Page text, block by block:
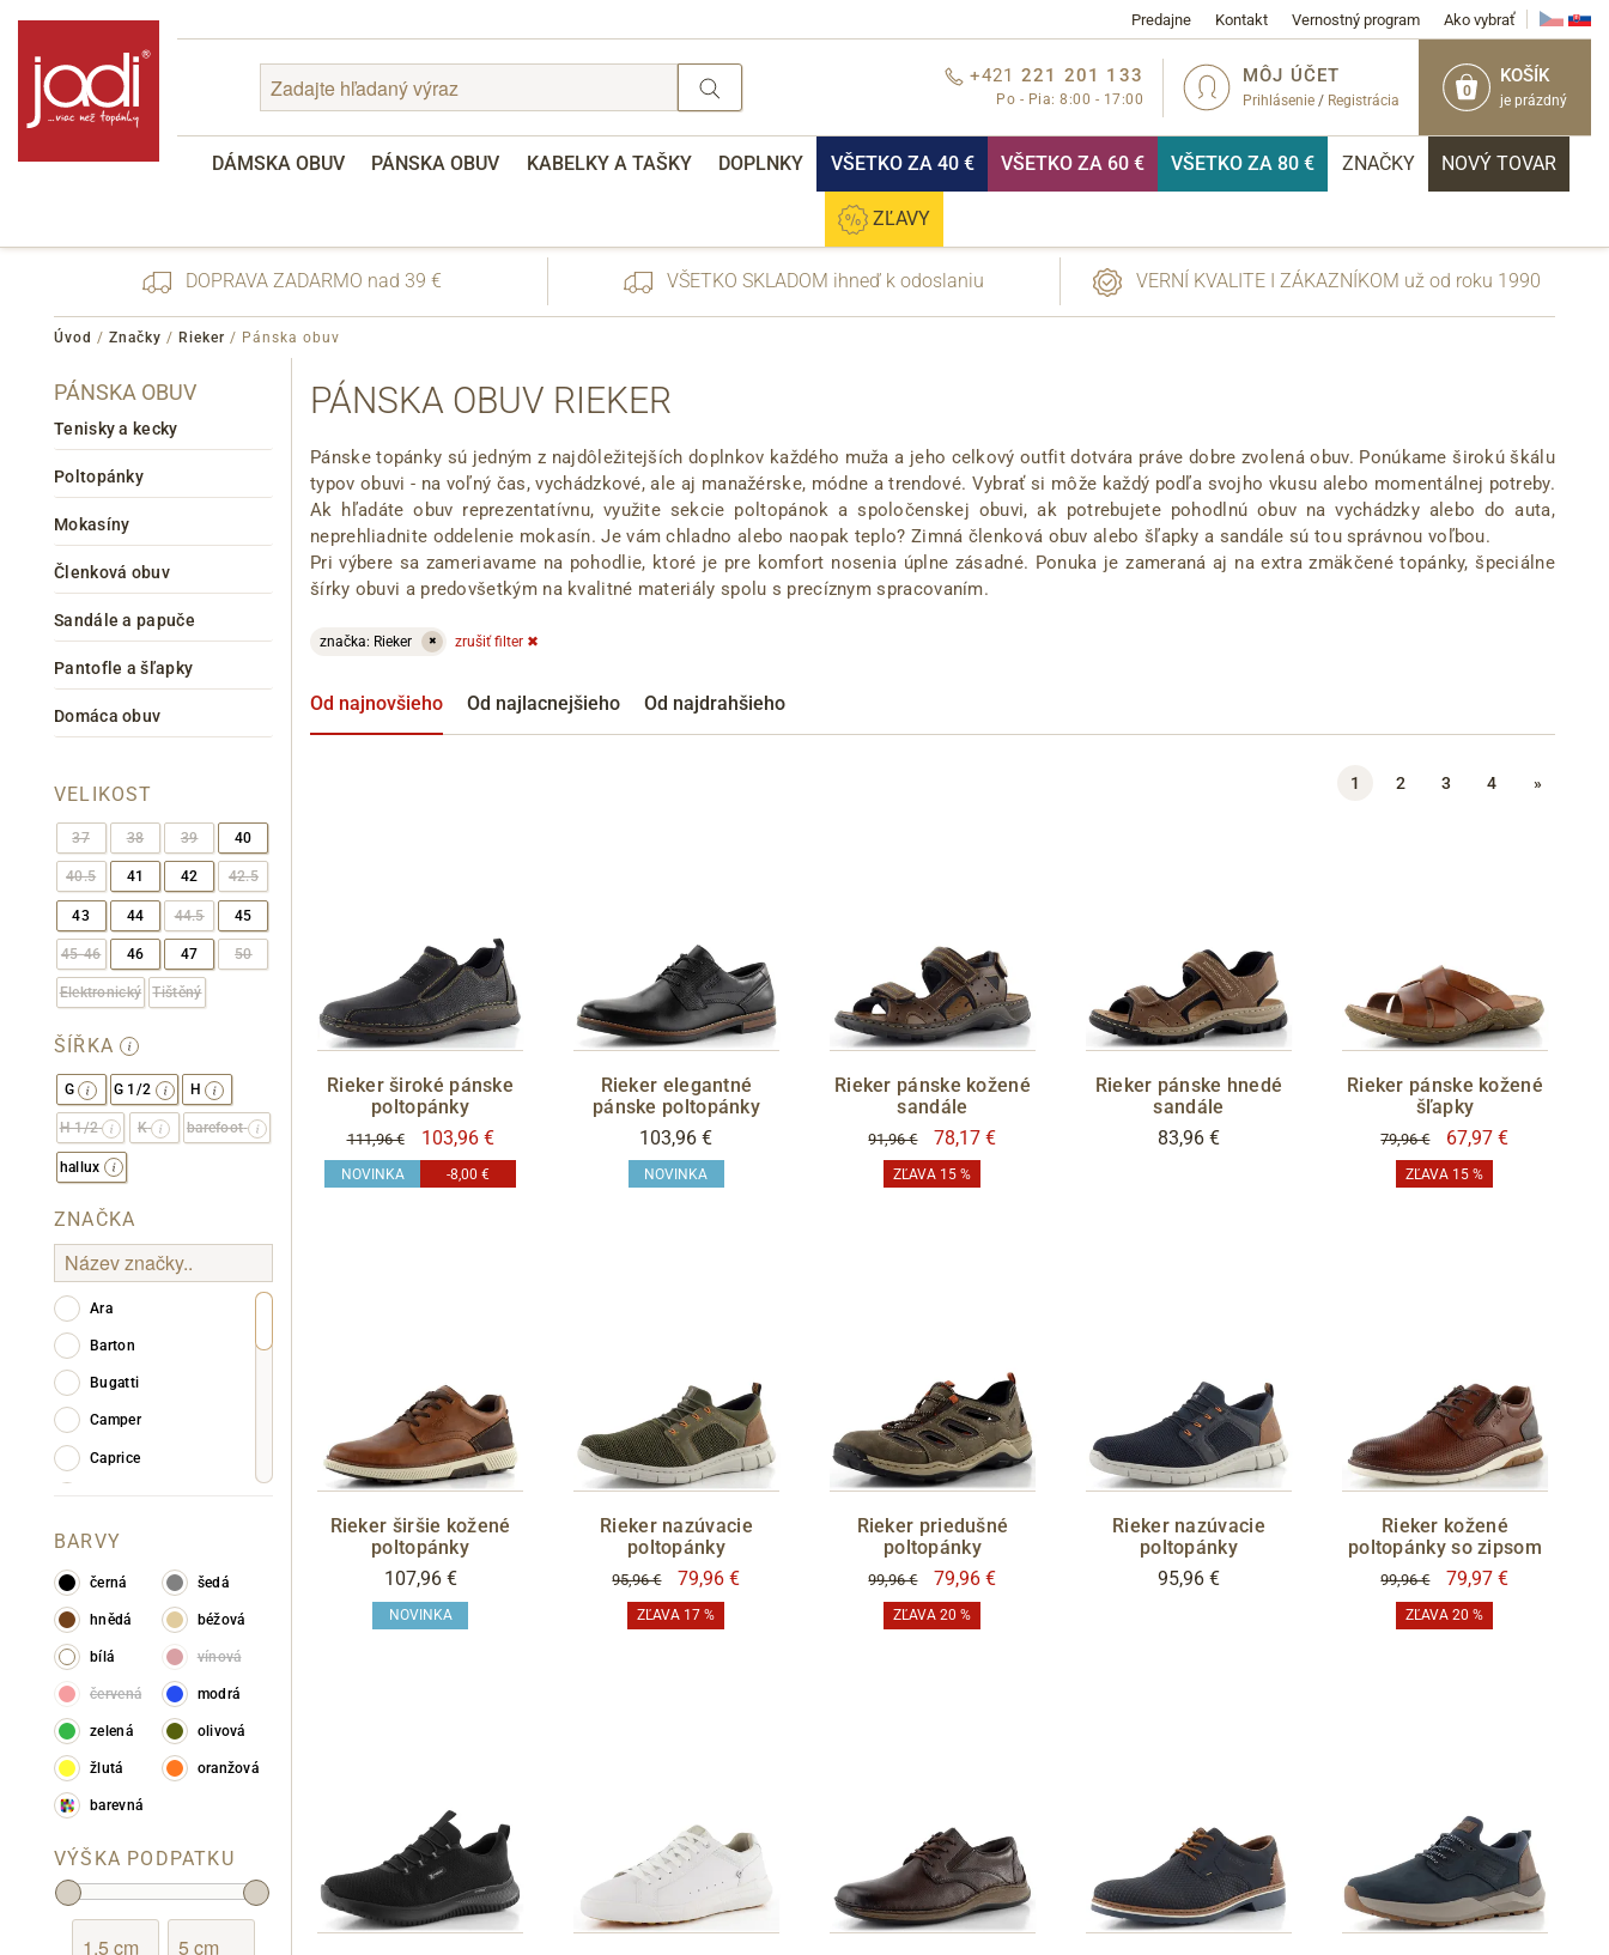
Predajne Kontakt Vernostný program Ako vybrať
0
KOŠÍK
je prázdný
MÔJ ÚČET
Prihlásenie / Registrácia
+421 221 201 133
Po - Pia: 8:00 - 17:00
DÁMSKA OBUV PÁNSKA OBUV KABELKY A TAŠKY DOPLNKY VŠETKO ZA 40 € VŠETKO ZA 60 € VŠETKO ZA 80 € ZNAČKY NOVÝ TOVAR
ZĽAVY
Zabudnuté heslo
nebo přihlášení
Cez Facebook
DOPRAVA ZADARMO nad 39 € VŠETKO SKLADOM ihneď k odoslaniu VERNÍ KVALITE I ZÁKAZNÍKOM už od roku 1990
Úvod / Značky / Rieker / Pánska obuv
PÁNSKA OBUV RIEKER
Pánske topánky sú jedným z najdôležitejších doplnkov každého muža a jeho celkový outfit dotvára práve dobre zvolená obuv. Ponúkame širokú škálu
typov obuvi - na voľný čas, vychádzkové, ale aj manažérske, módne a trendové. Vybrať si môže každý podľa svojho vkusu alebo momentálnej potreby.
Ak hľadáte obuv reprezentatívnu, využite sekcie poltopánok a spoločenskej obuvi, ak potrebujete pohodlnú obuv na vychádzky alebo do auta,
neprehliadnite oddelenie mokasín. Je vám chladno alebo naopak teplo? Zimná členková obuv alebo šľapky a sandále sú tou správnou voľbou.
Pri výbere sa zameriavame na pohodlie, ktoré je pre komfort nosenia úplne zásadné. Ponuka je zameraná aj na extra zmäkčené topánky, špeciálne
šírky obuvi a predovšetkým na kvalitné materiály spolu s precíznym spracovaním.
PÁNSKA OBUV
Tenisky a kecky
Poltopánky
Mokasíny
Členková obuv
Sandále a papuče
Pantofle a šľapky
Domáca obuv
VELIKOST
37 38 39 40
40.5 41 42 42.5
43 44 44.5 45
45-46 46 47 50
Elektronický Tištěný
ŠÍŘKA
G G 1/2 H
H 1/2 K barefoot
hallux
ZNAČKA
Ara
Barton
Bugatti
Camper
Caprice
Geox
Josef Seibel
Lee Cooper
Rieker
Wrangler
BARVY
černá šedá
hnědá béžová
bílá vínová
červená modrá
zelená olivová
žlutá oranžová
barevná
VÝŠKA PODPATKU
značka: Rieker ✖ zrušiť filter ✖
Od najnovšieho Od najlacnejšieho Od najdrahšieho
1 2 3 4 »
Rieker široké pánske
poltopánky
111,96 € 103,96 €
NOVINKA -8,00 €
Rieker elegantné
pánske poltopánky
103,96 €
NOVINKA
Rieker pánske kožené
sandále
91,96 € 78,17 €
ZĽAVA 15 %
Rieker pánske hnedé
sandále
83,96 €
Rieker pánske kožené
šľapky
79,96 € 67,97 €
ZĽAVA 15 %
Rieker širšie kožené
poltopánky
107,96 €
NOVINKA
Rieker nazúvacie
poltopánky
95,96 € 79,96 €
ZĽAVA 17 %
Rieker priedušné
poltopánky
99,96 € 79,96 €
ZĽAVA 20 %
Rieker nazúvacie
poltopánky
95,96 €
Rieker kožené
poltopánky so zipsom
99,96 € 79,97 €
ZĽAVA 20 %